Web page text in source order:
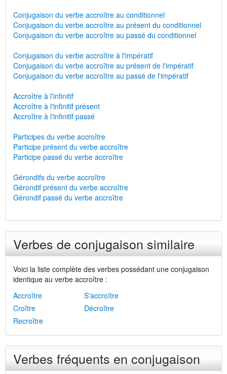
Conjugaison du verbe accroître au conditionnel
Conjugaison du verbe accroître au présent du conditionnel
Conjugaison du verbe accroître au passé du conditionnel
Conjugaison du verbe accroître à l'impératif
Conjugaison du verbe accroître au présent de l'impératif
Conjugaison du verbe accroître au passé de l'impératif
Accroître à l'infinitif
Accroître à l'infinitif présent
Accroître à l'infinitif passé
Participes du verbe accroître
Participe présent du verbe accroître
Participe passé du verbe accroître
Gérondifs du verbe accroître
Gérondif présent du verbe accroître
Gérondif passé du verbe accroître
Verbes de conjugaison similaire
Voici la liste complète des verbes possédant une conjugaison
identique au verbe accroître :
Accroître
S'accroître
Croître
Décroître
Recroître
Verbes fréquents en conjugaison